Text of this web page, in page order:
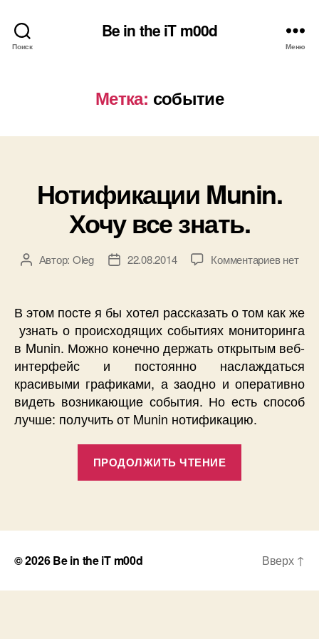
Поиск
Be in the iT m00d
Меню
Метка: событие
Рубрики
Нотификации Munin.
Хочу все знать.
АвторАвтор: Oleg
Дата22.08.2014 Комментариевк
Хочу
все
знать.
нет
В этом посте я бы хотел рассказать о том как же
узнать о происходящих событиях мониторинга
в Munin. Можно конечно держать открытым веб-
интерфейс и постоянно наслаждаться
красивыми графиками, а заодно и оперативно
видеть возникающие события. Но есть способ
лучше: получить от Munin нотификацию.
ПРОДОЛЖИТЬ ЧТЕНИЕ
знать.»
© 2026Be in the iT m00d Вверх ↑